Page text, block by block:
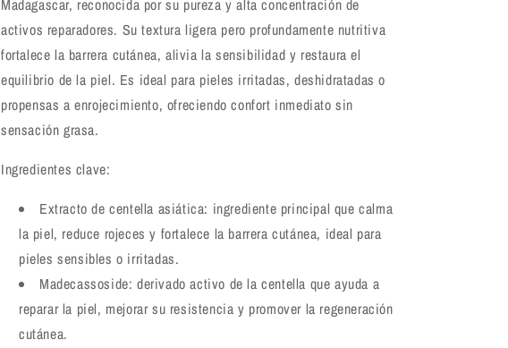
Madagascar, reconocida por su pureza y alta concentración de
activos reparadores. Su textura ligera pero profundamente nutritiva
fortalece la barrera cutánea, alivia la sensibilidad y restaura el
equilibrio de la piel. Es ideal para pieles irritadas, deshidratadas o
propensas a enrojecimiento, ofreciendo confort inmediato sin
sensación grasa.
Ingredientes clave:
Extracto de centella asiática: ingrediente principal que calma
la piel, reduce rojeces y fortalece la barrera cutánea, ideal para
pieles sensibles o irritadas.
Madecassoside: derivado activo de la centella que ayuda a
reparar la piel, mejorar su resistencia y promover la regeneración
cutánea.